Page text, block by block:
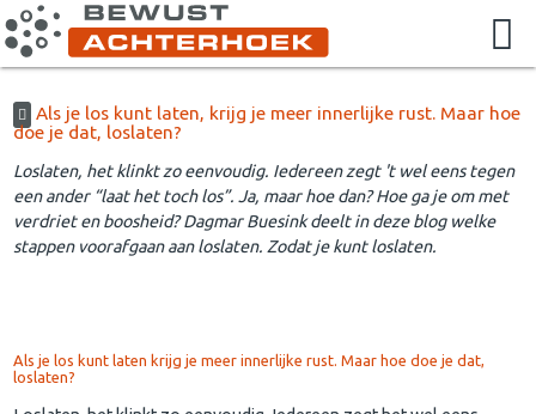
Als je los kunt laten, krijg je meer innerlijke rust. Maar hoe
doe je dat, loslaten?
Loslaten, het klinkt zo eenvoudig. Iedereen zegt 't wel eens tegen
een ander “laat het toch los”. Ja, maar hoe dan? Hoe ga je om met
verdriet en boosheid? Dagmar Buesink deelt in deze blog welke
stappen voorafgaan aan loslaten. Zodat je kunt loslaten.
Als je los kunt laten krijg je meer innerlijke rust. Maar hoe doe je dat,
loslaten?